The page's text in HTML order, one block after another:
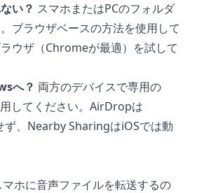
い？ スマホまたはPCのフォルダ
ブラウザベースの方法を使用して
ウザ（Chromeが最適）を試して
へ？ 両方のデバイスで専用の
してください。AirDropは
、Nearby SharingはiOSでは動
ホに音声ファイルを転送するの